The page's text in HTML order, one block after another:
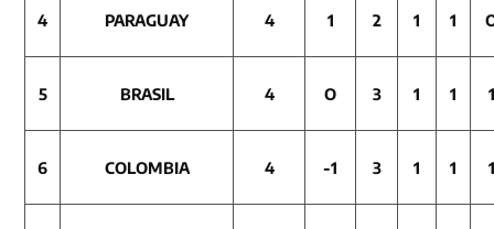
4 PARAGUAY 4 1 2 1 1
5 BRASIL 4 O 3 1 1 1
6 COLOMBIA 4 -1 3 1 1 1